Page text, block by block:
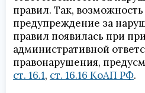
правил. Так,
предупреждение за
правил появилась при
административной
правонарушения,
ст. 16.1, ст. 16.16 КоАП РФ.